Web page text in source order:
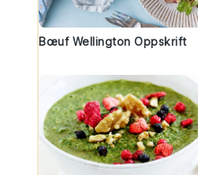
Bœuf Wellington Oppskrift